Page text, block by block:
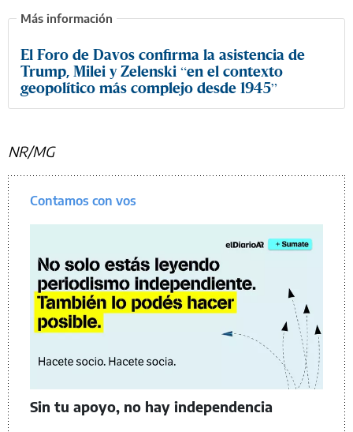
El Foro de Davos confirma la asistencia de
Trump, Milei y Zelenski “en el contexto
geopolítico más complejo desde 1945”
NR/MG
Contamos con vos
Sin tu apoyo, no hay independencia